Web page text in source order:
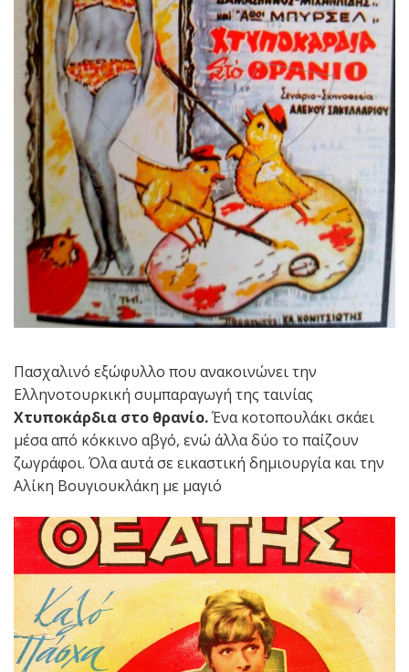
Πασχαλινό εξώφυλλο που ανακοινώνει την
Ελληνοτουρκική συμπαραγωγή της ταινίας
Χτυποκάρδια στο θρανίο.Ένα κοτοπουλάκι σκάει
μέσα από κόκκινο αβγό, ενώ άλλα δύο το παίζουν
ζωγράφοι. Όλα αυτά σε εικαστική δημιουργία και την
Αλίκη Βουγιουκλάκη με μαγιό